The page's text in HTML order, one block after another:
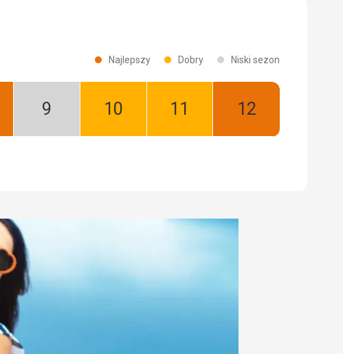
Najlepszy Dobry Niski sezon
Wrzesień:
Październik:
Listopad:
Grudzień:
Najlepszy